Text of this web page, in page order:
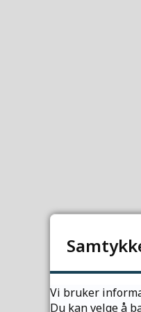
Vi bruker
Du kan velge å